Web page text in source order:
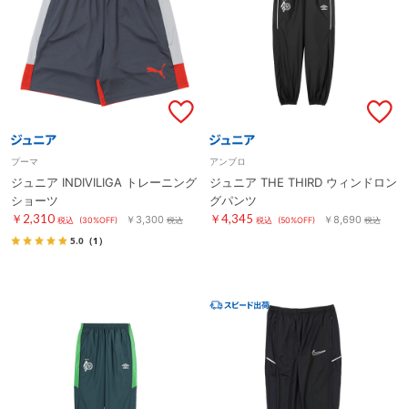
プーマ
ジュニア INDIVILIGA トレーニング
ショーツ
￥2,310 税込 (30%OFF) ￥3,300 税込
5.0 （1）
アンブロ
ジュニア THE THIRD ウィンドロン
グパンツ
￥4,345 税込 (50%OFF) ￥8,690 税込